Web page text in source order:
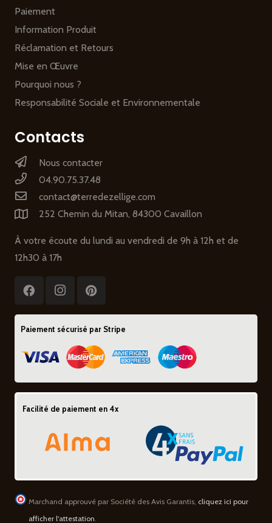
Paiement
Information Produit
Réclamation et Retours
Mise en Œuvre
Pourquoi nous ?
Responsabilité Sociale et Environnementale
Contacts
Nous contacter
04.90.75.37.48
contact@terredezellige.com
252 Chemin du Mitan, 84300 Cavaillon
À votre écoute du lundi au vendredi de 9h à 12h et de
12h30 à 17h
Paiement sécurisé par Stripe
Facilité de paiement en 4x
Marchand approuvé par Société des Avis Garantis, cliquez ici pour
afficher l'attestation